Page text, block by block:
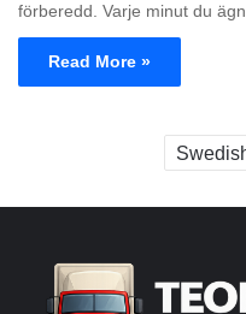
förberedd. Varje minut du
Read More »